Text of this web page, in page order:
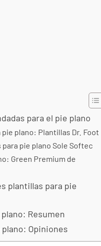
para el pie plano
plano: Plantillas Dr. Foot
pie plano Sole Softec
Green Premium de
plantillas para pie
Resumen
Opiniones